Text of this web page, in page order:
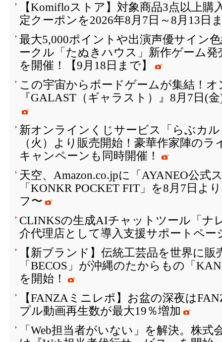
【Komifloストア】対象商品3点以上購
定クーポンを2026年8月7日～8月13日
最大5,000ポイントや出演声優サイン
ークル「たぬきハウス」新作ゲーム
を開催！【9月18日まで】
この宇宙からボードゲームが集結！
『GALAST（ギャラスト）』8月7日(
新オンラインくじサービス「らぶカ
（火）より販売開始！豪華作家陣の
キャンペーンも同時開催！
天空、Amazon.co.jpに「AYANEO公式
「KONKR POCKET FIT」を8月7日よ
フ〜
CLINKSの生成AIチャットツール「ナ
介代理店として導入支援サポートペー
【新ブランド】伝統工芸品を世界に販
「BECOS」が沖縄のたからもの「
を開始！
【FANZAミニレポ】お盆の深夜は
プル動画再生数が最大19％増加
「Web担当者がいない」を解決。株式